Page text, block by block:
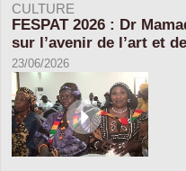
CULTURE
FESPAT 2026 : Dr
sur l’avenir de l’art et
23/06/2026